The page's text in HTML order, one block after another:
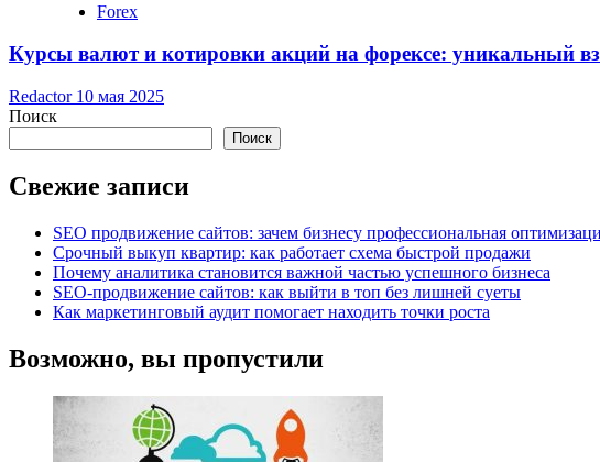
Forex
Курсы валют и котировки акций на форексе: уникальный
Redactor 10 мая 2025
Поиск
Поиск
Свежие записи
SEO продвижение сайтов: зачем бизнесу профессиональная
Срочный выкуп квартир: как работает схема быстрой продажи
Почему аналитика становится важной частью успешного бизнеса
SEO-продвижение сайтов: как выйти в топ без лишней суеты
Как маркетинговый аудит помогает находить точки роста
Возможно, вы пропустили